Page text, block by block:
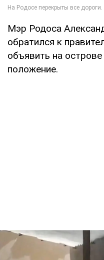
Мэр Родоса
обратился к
объявить на
положение.